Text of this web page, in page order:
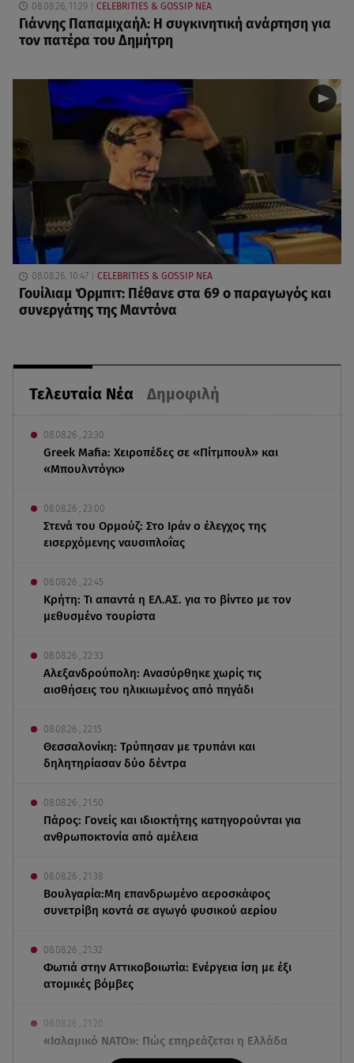
Τελευταία Νέα Δημοφιλή
08.08.26 , 23:30
Greek Mafia: Χειροπέδες σε «Πίτμπουλ» και
«Μπουλντόγκ»
08.08.26 , 23:00
Στενά του Ορμούζ: Στο Ιράν ο έλεγχος της
εισερχόμενης ναυσιπλοΐας
08.08.26 , 22:45
Κρήτη: Τι απαντά η ΕΛ.ΑΣ. για το βίντεο με τον
μεθυσμένο τουρίστα
08.08.26 , 22:33
Αλεξανδρούπολη: Ανασύρθηκε χωρίς τις
αισθήσεις του ηλικιωμένος από πηγάδι
08.08.26 , 22:15
Θεσσαλονίκη: Τρύπησαν με τρυπάνι και
δηλητηρίασαν δύο δέντρα
08.08.26 , 21:50
Πάρος: Γονείς και ιδιοκτήτης κατηγορούνται για
ανθρωποκτονία από αμέλεια
08.08.26 , 21:38
Βουλγαρία:Μη επανδρωμένο αεροσκάφος
συνετρίβη κοντά σε αγωγό φυσικού αερίου
08.08.26 , 21:32
Φωτιά στην Αττικοβοιωτία: Ενέργεια ίση με έξι
ατομικές βόμβες
08.08.26 , 21:20
«Ισλαμικό ΝΑΤΟ»: Πώς επηρεάζεται η Ελλάδα
από τη νέα συμμαχία
08.08.26, 11:29 CELEBRITIES & GOSSIP ΝΕΑ
Γιάννης Παπαμιχαήλ: Η συγκινητική ανάρτηση για
τον πατέρα του Δημήτρη
08.08.26, 10:47 CELEBRITIES & GOSSIP ΝΕΑ
Γουίλιαμ Όρμπιτ: Πέθανε στα 69 ο παραγωγός και
συνεργάτης της Μαντόνα